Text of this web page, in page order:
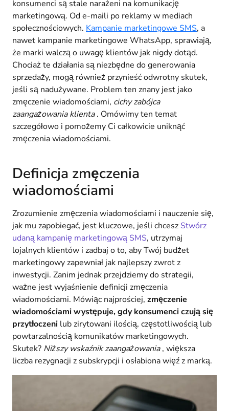
konsumenci są stale narażeni na komunikację
marketingową. Od e-maili po reklamy w mediach
społecznościowych. Kampanie marketingowe SMS, a
nawet kampanie marketingowe WhatsApp, sprawiają,
że marki walczą o uwagę klientów jak nigdy dotąd.
Chociaż te działania są niezbędne do generowania
sprzedaży, mogą również przynieść odwrotny skutek,
jeśli są nadużywane. Problem ten znany jest jako
zmęczenie wiadomościami, cichy zabójca
zaangażowania klienta. Omówimy ten temat
szczegółowo i pomożemy Ci całkowicie uniknąć
zmęczenia wiadomościami.
Definicja zmęczenia
wiadomościami
Zrozumienie zmęczenia wiadomościami i nauczenie się,
jak mu zapobiegać, jest kluczowe, jeśli chcesz Stwórz
udaną kampanię marketingową SMS, utrzymaj
lojalnych klientów i zadbaj o to, aby Twój budżet
marketingowy zapewniał jak najlepszy zwrot z
inwestycji. Zanim jednak przejdziemy do strategii,
ważne jest wyjaśnienie definicji zmęczenia
wiadomościami. Mówiąc najprościej, zmęczenie
wiadomościami występuje, gdy konsumenci czują się
przytłoczeni lub zirytowani ilością, częstotliwością lub
powtarzalnością komunikatów marketingowych.
Skutek? Niższy wskaźnik zaangażowania, większa
liczba rezygnacji z subskrypcji i osłabiona więź z marką.